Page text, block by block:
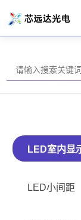
LED室内显
LED小间距